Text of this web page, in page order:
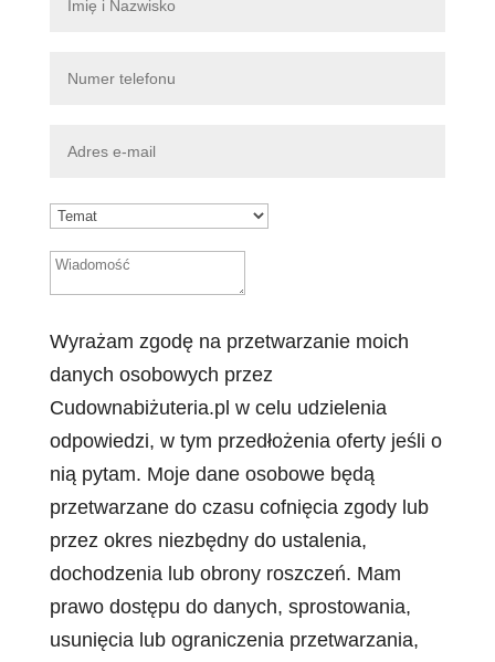
Wyrażam zgodę na przetwarzanie moich
danych osobowych przez
Cudownabiżuteria.pl w celu udzielenia
odpowiedzi, w tym przedłożenia oferty jeśli o
nią pytam. Moje dane osobowe będą
przetwarzane do czasu cofnięcia zgody lub
przez okres niezbędny do ustalenia,
dochodzenia lub obrony roszczeń. Mam
prawo dostępu do danych, sprostowania,
usunięcia lub ograniczenia przetwarzania,